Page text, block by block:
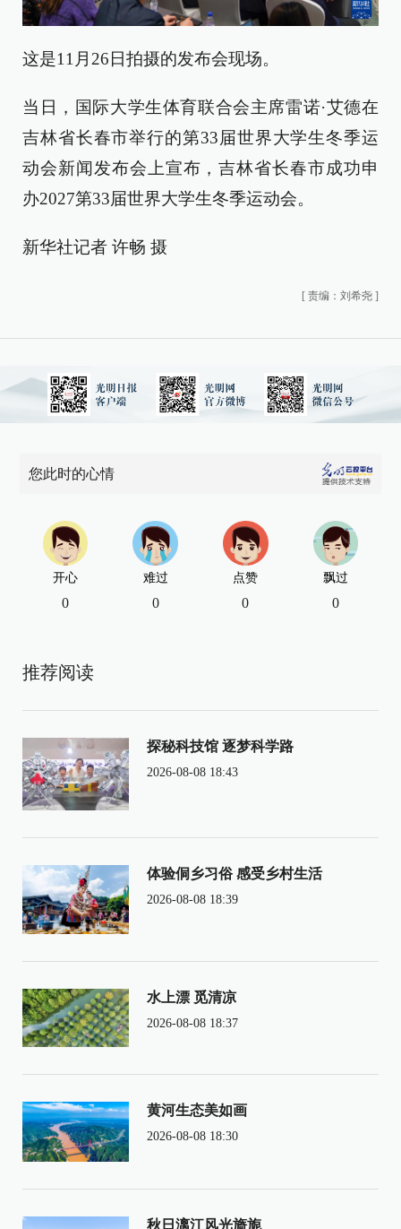
这是11月26日拍摄的发布会现场。
当日，国际大学生体育联合会主席雷诺·艾德在
吉林省长春市举行的第33届世界大学生冬季运
动会新闻发布会上宣布，吉林省长春市成功申
办2027第33届世界大学生冬季运动会。
新华社记者 许畅 摄
[ 责编：刘希尧 ]
您此时的心情
开心
0
难过
0
点赞
0
飘过
0
推荐阅读
探秘科技馆 逐梦科学路
2026-08-08 18:43
体验侗乡习俗 感受乡村生活
2026-08-08 18:39
水上漂 觅清凉
2026-08-08 18:37
黄河生态美如画
2026-08-08 18:30
秋日漓江风光旖旎